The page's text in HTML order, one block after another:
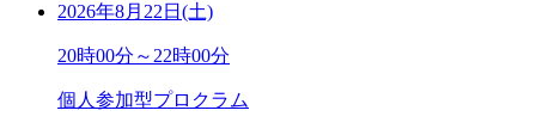
2026年8月22日(土)
20時00分～22時00分
個人参加型プロクラム